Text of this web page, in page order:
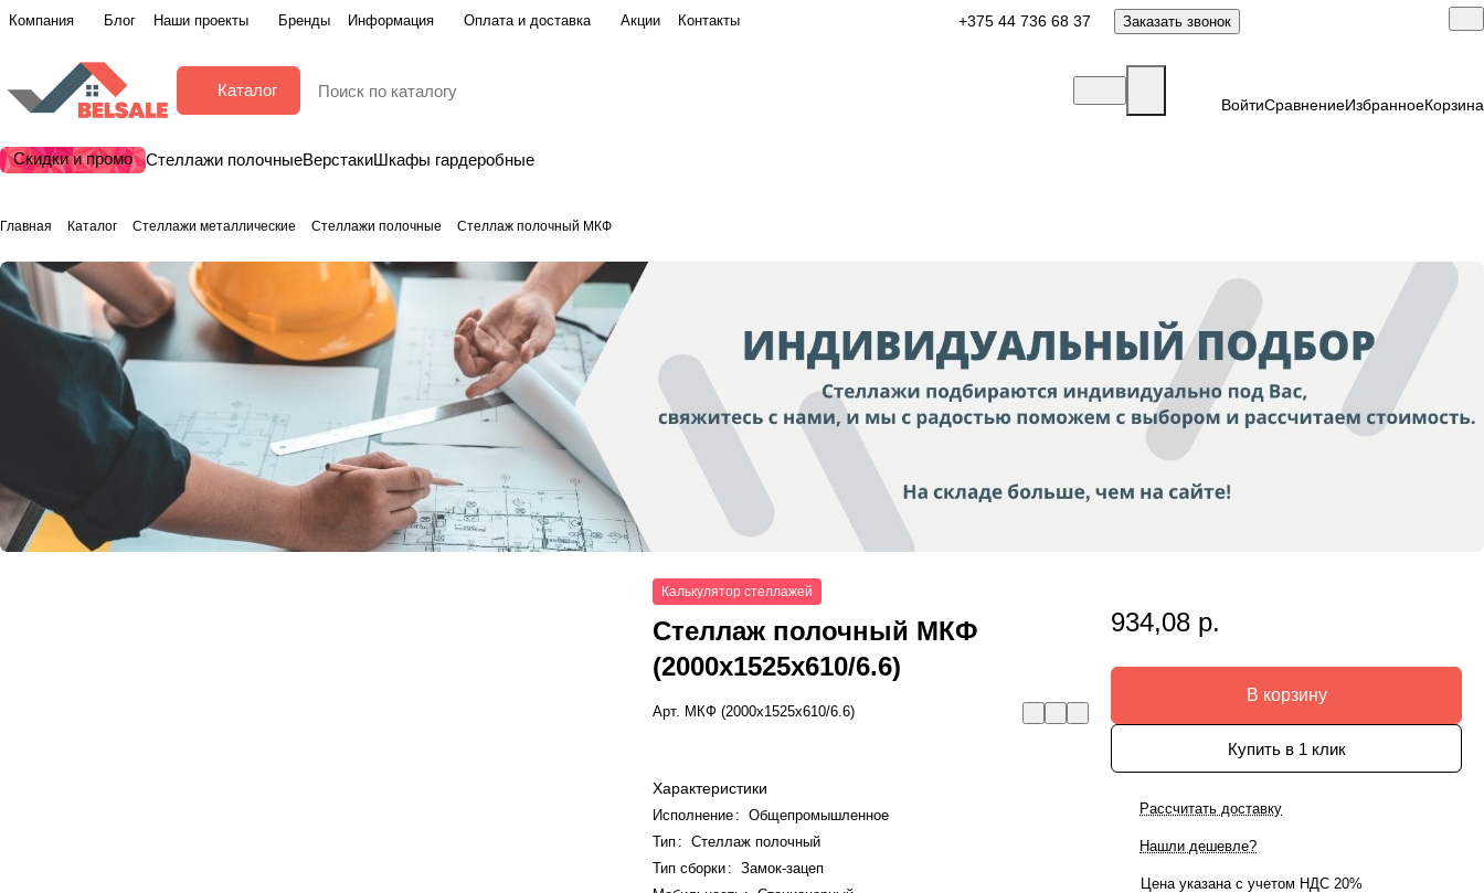
Компания Блог Наши проекты Бренды Информация Оплата и доставка Акции Контакты +375 44 736 68 37 Заказать звонок
Каталог
ВойтиСравнениеИзбранноеКорзина
Скидки и промо Стеллажи полочныеВерстакиШкафы гардеробные
Главная Каталог Стеллажи металлические Стеллажи полочные Стеллаж полочный МКФ
Калькулятор стеллажей
Стеллаж полочный МКФ
(2000x1525x610/6.6)
Арт. МКФ (2000x1525x610/6.6)
Характеристики
Исполнение :
Общепромышленное
Тип :
Стеллаж полочный
Тип сборки:
Замок-зацеп
934,08 р.
В корзину
Купить в 1 клик
Рассчитать доставку
Нашли дешевле?
Цена указана с учетом НДС 20%